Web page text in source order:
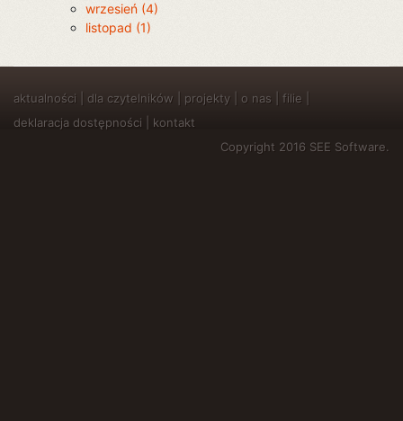
wrzesień (4)
listopad (1)
aktualności dla czytelników projekty o nas filie
deklaracja dostępności
kontakt
Copyright 2016 SEE Software.